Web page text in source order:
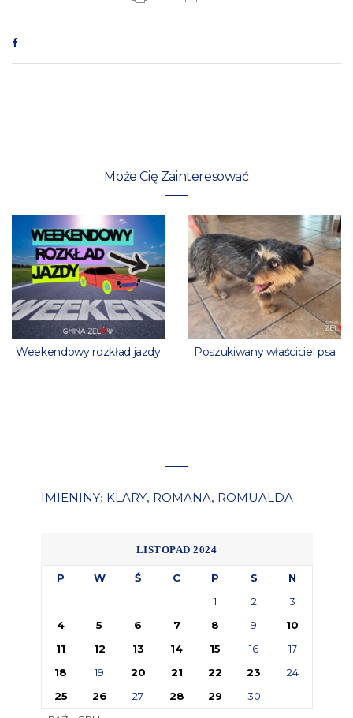
Może Cię Zainteresować
Weekendowy rozkład jazdy Poszukiwany właściciel psa
IMIENINY: KLARY, ROMANA, ROMUALDA
LISTOPAD 2024
P W Ś C P S
N
1
2
3
4
5 6 7 8 9
10
11
12 13 14 15 16
17
18
19 20 21 22 23
24
25
26 27 28 29
30